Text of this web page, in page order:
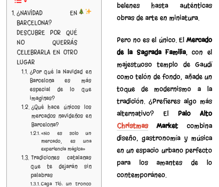
¿NAVIDAD EN
BARCELONA?
DESCUBRE POR QUÉ
NO QUERRÁS
CELEBRARLA EN OTRO
LUGAR
¿Por qué la Navidad en
Barcelona es más
especial de lo que
imaginas?
¿Qué hace únicos los
mercados navideños en
Barcelona?
«No es solo un
mercado, es una
experiencia mágica»
Tradiciones catalanas
que te dejarán sin
palabras
Caga Tió: un tronco
belenes hasta auténticas
obras de arte en miniatura.
Pero no es el único. El Mercado
de la Sagrada Familia, con el
majestuoso templo de Gaudí
como telón de fondo, añade un
toque de modernismo a la
tradición. ¿Prefieres algo más
alternativo? El Palo Alto
ChristmasMarketcombina
diseño, gastronomía y música
en un espacio urbano perfecto
para los amantes de lo
contemporáneo.